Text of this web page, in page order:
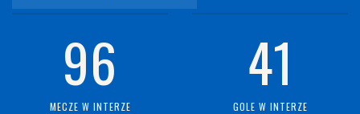
96
MECZE W INTERZE
41
GOLE W INTERZE